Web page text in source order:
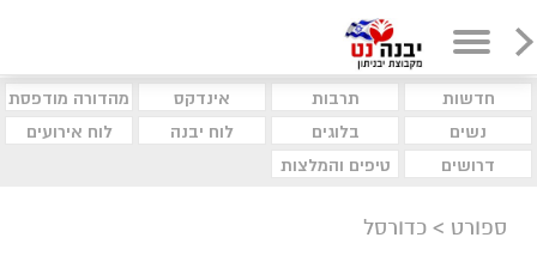
חדשות תרבות אינדקס
מהדורה מודפסת
נשים
בלוגים לוח יבנה
לוח אירועים
דרושים
טיפים והמלצות
ספורט > כדורסל